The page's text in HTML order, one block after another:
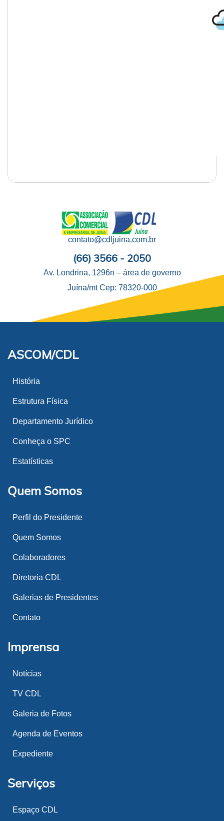
contato@cdljuina.com.br
(66) 3566 - 2050
Av. Londrina, 1296n – área de governo
Juína/mt Cep: 78320-000
ASCOM/CDL
História
Estrutura Física
Departamento Jurídico
Conheça o SPC
Estatísticas
Quem Somos
Perfil do Presidente
Quem Somos
Colaboradores
Diretoria CDL
Galerias de Presidentes
Contato
Imprensa
Notícias
TV CDL
Galeria de Fotos
Agenda de Eventos
Expediente
Serviços
Espaço CDL